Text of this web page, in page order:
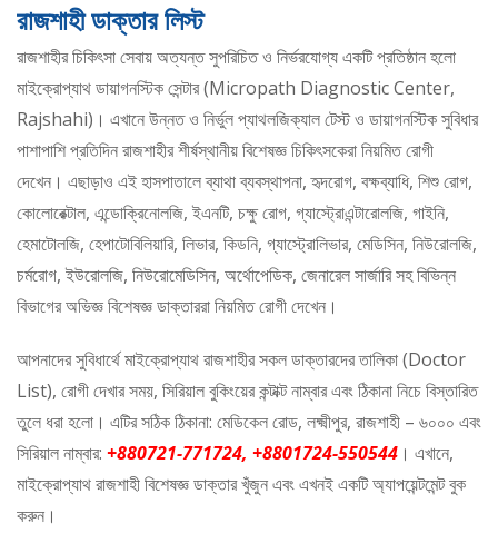
রাজশাহী ডাক্তার লিস্ট
রাজশাহীর চিকিৎসা সেবায় অত্যন্ত সুপরিচিত ও নির্ভরযোগ্য একটি প্রতিষ্ঠান হলো
মাইক্রোপ্যাথ ডায়াগনস্টিক সেন্টার (Micropath Diagnostic Center,
Rajshahi)। এখানে উন্নত ও নির্ভুল প্যাথলজিক্যাল টেস্ট ও ডায়াগনস্টিক সুবিধার
পাশাপাশি প্রতিদিন রাজশাহীর শীর্ষস্থানীয় বিশেষজ্ঞ চিকিৎসকেরা নিয়মিত রোগী
দেখেন। এছাড়াও এই হাসপাতালে ব্যাথা ব্যবস্থাপনা, হৃদরোগ, বক্ষব্যাধি, শিশু রোগ,
কোলোরেক্টাল, এন্ডোক্রিনোলজি, ইএনটি, চক্ষু রোগ, গ্যাস্ট্রোএন্টারোলজি, গাইনি,
হেমাটোলজি, হেপাটোবিলিয়ারি, লিভার, কিডনি, গ্যাস্ট্রোলিভার, মেডিসিন, নিউরোলজি,
চর্মরোগ, ইউরোলজি, নিউরোমেডিসিন, অর্থোপেডিক, জেনারেল সার্জারি সহ বিভিন্ন
বিভাগের অভিজ্ঞ বিশেষজ্ঞ ডাক্তাররা নিয়মিত রোগী দেখেন।
আপনাদের সুবিধার্থে মাইক্রোপ্যাথ রাজশাহীর সকল ডাক্তারদের তালিকা (Doctor
List), রোগী দেখার সময়, সিরিয়াল বুকিংয়ের কন্টাক্ট নাম্বার এবং ঠিকানা নিচে বিস্তারিত
তুলে ধরা হলো। এটির সঠিক ঠিকানা: মেডিকেল রোড, লক্ষ্মীপুর, রাজশাহী – ৬০০০ এবং
সিরিয়াল নাম্বার: +880721-771724, +8801724-550544 । এখানে,
মাইক্রোপ্যাথ রাজশাহী বিশেষজ্ঞ ডাক্তার খুঁজুন এবং এখনই একটি অ্যাপয়েন্টমেন্ট বুক
করুন।